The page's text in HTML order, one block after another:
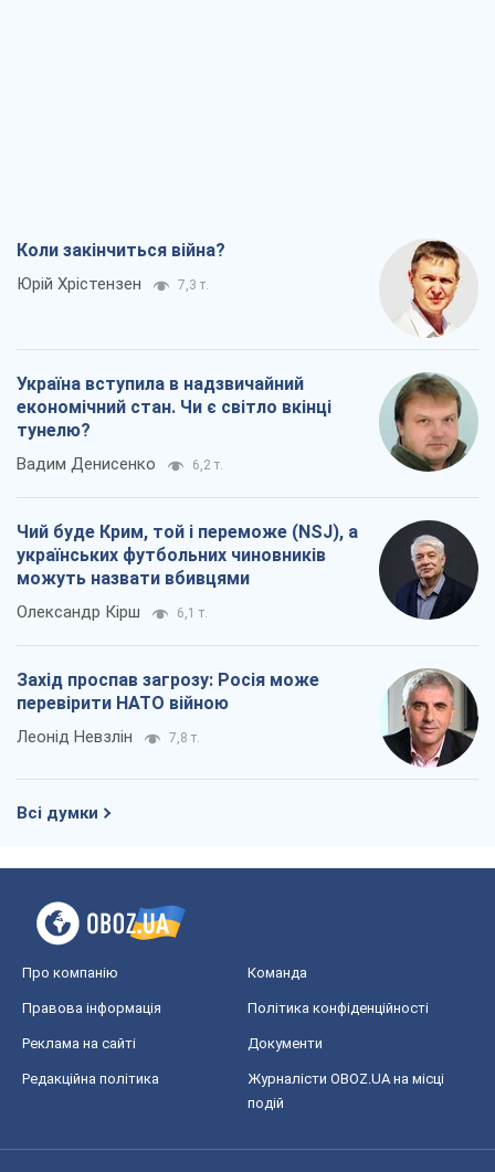
Коли закінчиться війна?
Юрій Хрістензен 7,3 т.
Україна вступила в надзвичайний
економічний стан. Чи є світло вкінці
тунелю?
Вадим Денисенко 6,2 т.
Чий буде Крим, той і переможе (NSJ), а
українських футбольних чиновників
можуть назвати вбивцями
Олександр Кірш 6,1 т.
Захід проспав загрозу: Росія може
перевірити НАТО війною
Леонід Невзлін 7,8 т.
Всі думки
Про компанію Команда
Правова інформація Політика конфіденційності
Реклама на сайті Документи
Редакційна політика
Журналісти OBOZ.UA на місці
подій